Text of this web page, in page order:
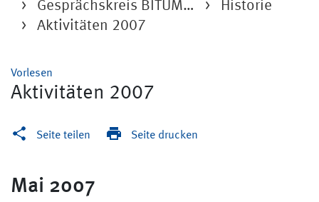
Gesprächskreis BITUM…
Historie
Aktivitäten 2007
Vorlesen
Aktivitäten 2007
Seite teilen Seite drucken
Mai 2007